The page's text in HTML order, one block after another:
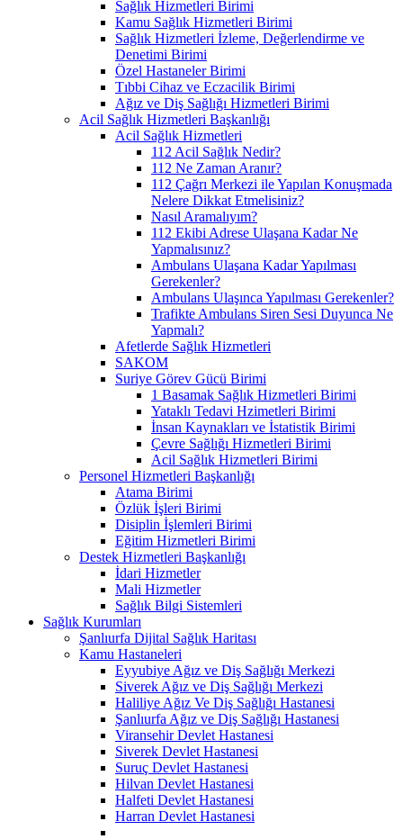
Sağlık Hizmetleri Birimi
Kamu Sağlık Hizmetleri Birimi
Sağlık Hizmetleri İzleme, Değerlendirme ve
Denetimi Birimi
Özel Hastaneler Birimi
Tıbbi Cihaz ve Eczacilik Birimi
Ağız ve Diş Sağlığı Hizmetleri Birimi
Acil Sağlık Hizmetleri Başkanlığı
Acil Sağlık Hizmetleri
112 Acil Sağlık Nedir?
112 Ne Zaman Aranır?
112 Çağrı Merkezi ile Yapılan Konuşmada
Nelere Dikkat Etmelisiniz?
Nasıl Aramalıyım?
112 Ekibi Adrese Ulaşana Kadar Ne
Yapmalısınız?
Ambulans Ulaşana Kadar Yapılması
Gerekenler?
Ambulans Ulaşınca Yapılması Gerekenler?
Trafikte Ambulans Siren Sesi Duyunca Ne
Yapmalı?
Afetlerde Sağlık Hizmetleri
SAKOM
Suriye Görev Gücü Birimi
1 Basamak Sağlık Hizmetleri Birimi
Yataklı Tedavi Hzimetleri Birimi
İnsan Kaynakları ve İstatistik Birimi
Çevre Sağlığı Hizmetleri Birimi
Acil Sağlık Hizmetleri Birimi
Personel Hizmetleri Başkanlığı
Atama Birimi
Özlük İşleri Birimi
Disiplin İşlemleri Birimi
Eğitim Hizmetleri Birimi
Destek Hizmetleri Başkanlığı
İdari Hizmetler
Mali Hizmetler
Sağlık Bilgi Sistemleri
Sağlık Kurumları
Şanlıurfa Dijital Sağlık Haritası
Kamu Hastaneleri
Eyyubiye Ağız ve Diş Sağlığı Merkezi
Siverek Ağız ve Diş Sağlığı Merkezi
Haliliye Ağız Ve Diş Sağlığı Hastanesi
Şanlıurfa Ağız ve Diş Sağlığı Hastanesi
Viransehir Devlet Hastanesi
Siverek Devlet Hastanesi
Suruç Devlet Hastanesi
Hilvan Devlet Hastanesi
Halfeti Devlet Hastanesi
Harran Devlet Hastanesi